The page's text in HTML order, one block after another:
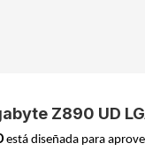
Z890 UD
está diseñada para